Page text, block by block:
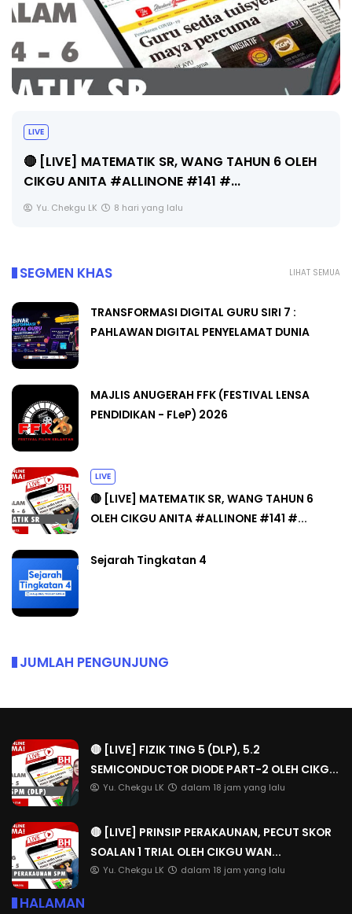
LIVE
🔴 [LIVE] MATEMATIK SR, WANG TAHUN 6 OLEH
CIKGU ANITA #ALLINONE #141 #...
Yu. Chekgu LK 8 hari yang lalu
LIHAT SEMUA
SEGMEN KHAS
TRANSFORMASI DIGITAL GURU SIRI 7 :
PAHLAWAN DIGITAL PENYELAMAT DUNIA
MAJLIS ANUGERAH FFK (FESTIVAL LENSA
PENDIDIKAN - FLeP) 2026
LIVE
🔴 [LIVE] MATEMATIK SR, WANG TAHUN 6
OLEH CIKGU ANITA #ALLINONE #141 #...
Sejarah Tingkatan 4
JUMLAH PENGUNJUNG
🔴 [LIVE] FIZIK TING 5 (DLP), 5.2
SEMICONDUCTOR DIODE PART-2 OLEH CIKG...
Yu. Chekgu LK dalam 18 jam yang lalu
🔴 [LIVE] PRINSIP PERAKAUNAN, PECUT SKOR
SOALAN 1 TRIAL OLEH CIKGU WAN...
Yu. Chekgu LK dalam 18 jam yang lalu
HALAMAN